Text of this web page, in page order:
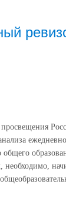
необходимо,